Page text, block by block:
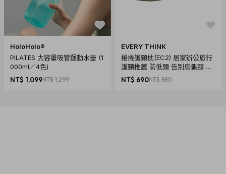
HoloHolo®
PILATES 大容量吸管運動水壺 (1
000ml／4色)
NT$ 1,099NT$ 1,299
EVERY THINK
捲捲護頸枕(EC2) 居家辦公旅行
護頸推薦 防低頭 告別烏龜頸 頸
椎養護 多色可選
NT$ 690NT$ 880